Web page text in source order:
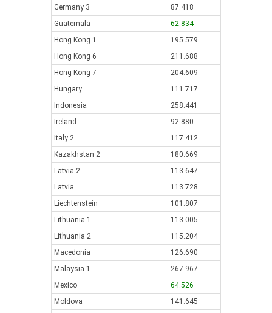
Germany 3
87.418
Guatemala
62.834
Hong Kong 1
195.579
Hong Kong 6
211.688
Hong Kong 7
204.609
Hungary
111.717
Indonesia
258.441
Ireland
92.880
Italy 2
117.412
Kazakhstan 2
180.669
Latvia 2
113.647
Latvia
113.728
Liechtenstein
101.807
Lithuania 1
113.005
Lithuania 2
115.204
Macedonia
126.690
Malaysia 1
267.967
Mexico
64.526
Moldova
141.645